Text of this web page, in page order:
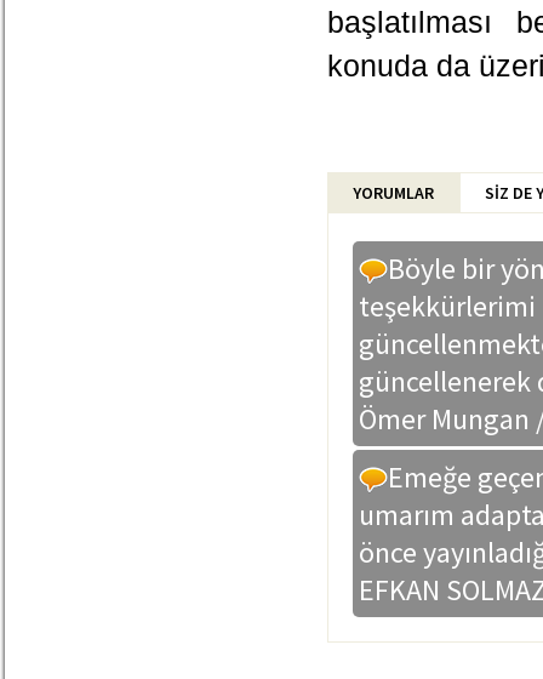
başlatılması
konuda da
YORUMLAR SİZ DE
Böyle bir
güncellenerek
Ömer Mungan
Emeğe
umarım
önce
EFKAN